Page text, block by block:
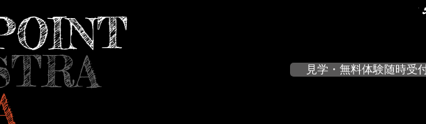
見学・無料体験随時受